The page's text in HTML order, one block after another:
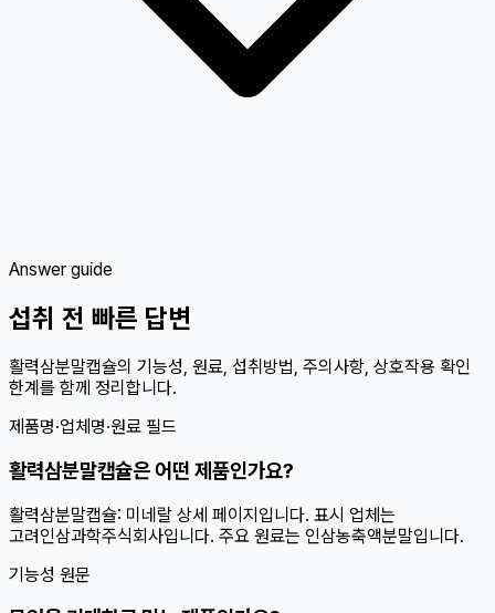
Answer guide
섭취 전 빠른 답변
활력삼분말캡슐의 기능성, 원료, 섭취방법, 주의사항, 상호작용 확인
한계를 함께 정리합니다.
제품명·업체명·원료 필드
활력삼분말캡슐은 어떤 제품인가요?
활력삼분말캡슐: 미네랄 상세 페이지입니다. 표시 업체는
고려인삼과학주식회사입니다. 주요 원료는 인삼농축액분말입니다.
기능성 원문